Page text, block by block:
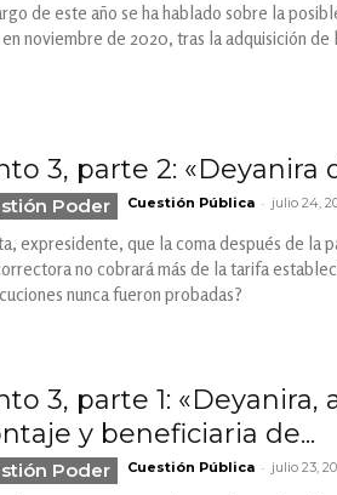
de este año se ha hablado sobre la
noviembre de 2020, tras la adquisición
3, parte 2:
Poder Cuestión Pública - julio 24,
expresidente, que la coma después de la
no cobrará más de la tarifa
nunca fueron probadas?
3, parte 1:
y beneficiaria de...
Poder Cuestión Pública - julio 23,